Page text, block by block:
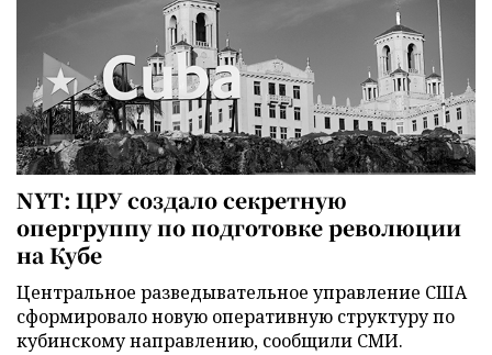
NYT: ЦРУ создало секретную
опергруппу по подготовке революции
на Кубе
Центральное разведывательное управление США
сформировало новую оперативную структуру по
кубинскому направлению, сообщили СМИ.